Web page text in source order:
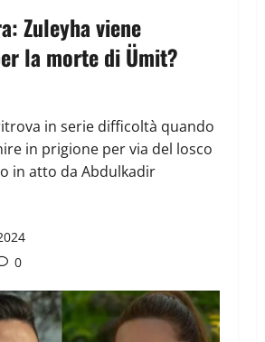
Zuleyha viene
la morte di Ümit?
in serie difficoltà quando
in prigione per via del losco
in atto da Abdulkadir
0